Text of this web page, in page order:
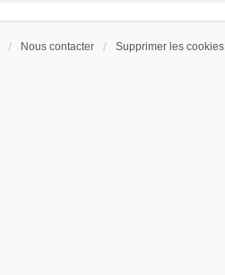
Nous contacter Supprimer les cookies